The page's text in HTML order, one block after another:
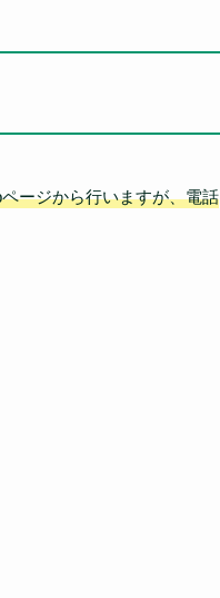
ージから行いますが、電話